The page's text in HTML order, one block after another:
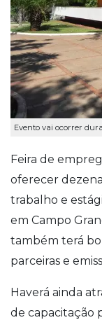
Evento vai ocorrer
Feira de
oferecer
trabalho e
em Campo
também terá
parceiras e
Haverá ainda
de capacitação